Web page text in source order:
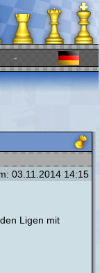
-
03.11.2014 14:15
Ligen mit